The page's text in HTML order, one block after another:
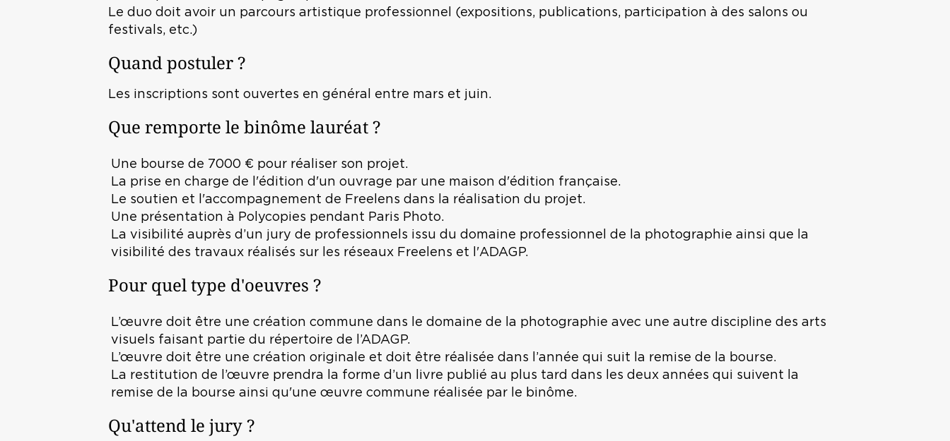
Le duo doit avoir un parcours artistique professionnel (expositions, publications, participation à des salons ou
festivals, etc.)
Quand postuler ?
Les inscriptions sont ouvertes en général entre mars et juin.
Que remporte le binôme lauréat ?
Une bourse de 7000 € pour réaliser son projet.
La prise en charge de l'édition d'un ouvrage par une maison d'édition française.
Le soutien et l'accompagnement de Freelens dans la réalisation du projet.
Une présentation à Polycopies pendant Paris Photo.
La visibilité auprès d’un jury de professionnels issu du domaine professionnel de la photographie ainsi que la
visibilité des travaux réalisés sur les réseaux Freelens et l'ADAGP.
Pour quel type d'oeuvres ?
L’œuvre doit être une création commune dans le domaine de la photographie avec une autre discipline des arts
visuels faisant partie du répertoire de l’ADAGP.
L’œuvre doit être une création originale et doit être réalisée dans l’année qui suit la remise de la bourse.
La restitution de l’œuvre prendra la forme d’un livre publié au plus tard dans les deux années qui suivent la
remise de la bourse ainsi qu'une œuvre commune réalisée par le binôme.
Qu'attend le jury ?